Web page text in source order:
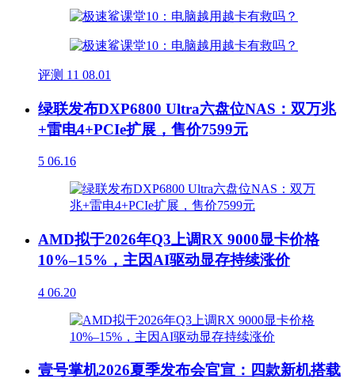
评测 11 08.01
绿联发布DXP6800 Ultra六盘位NAS：双万兆
+雷电4+PCIe扩展，售价7599元
5 06.16
AMD拟于2026年Q3上调RX 9000显卡价格
10%–15%，主因AI驱动显存持续涨价
4 06.20
壹号掌机2026夏季发布会官宣：四款新机搭载